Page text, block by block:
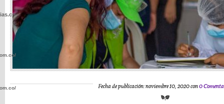
Fecha de publicación: noviembre 10, 2020 con0
wp-
wp-
wp-